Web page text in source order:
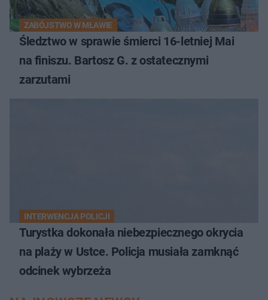
ZABÓJSTWO W MŁAWIE
Śledztwo w sprawie śmierci 16-letniej Mai
na finiszu. Bartosz G. z ostatecznymi
zarzutami
INTERWENCJA POLICJI
Turystka dokonała niebezpiecznego okrycia
na plaży w Ustce. Policja musiała zamknąć
odcinek wybrzeża